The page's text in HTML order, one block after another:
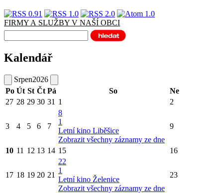
FIRMY A SLUŽBY V NAŠÍ OBCI
Kalendář
Srpen2026
Po Út St Čt Pá So
Ne
27 28 29 30 31 1 2
3 4 5 6 7
8
1
Letní kino Liběšice
Zobrazit všechny záznamy ze dne
9
10 11 12 13 14 15 16
17 18 19 20 21
22
1
Letní kino Želenice
Zobrazit všechny záznamy ze dne
23